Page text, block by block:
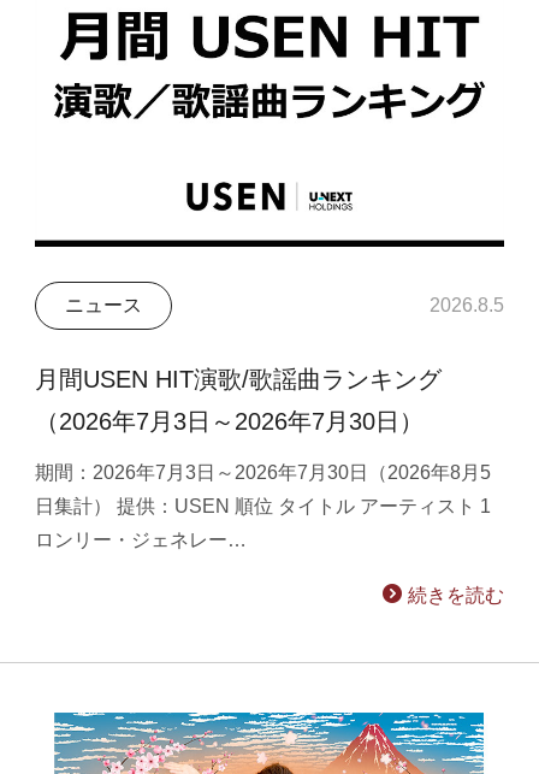
ニュース 2026.8.5
月間USEN HIT演歌/歌謡曲ランキング
（2026年7月3日～2026年7月30日）
期間：2026年7月3日～2026年7月30日（2026年8月5
日集計） 提供：USEN 順位 タイトル アーティスト 1
ロンリー・ジェネレー…
続きを読む